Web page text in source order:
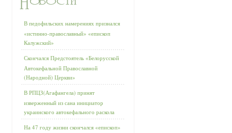
В педофильских намерениях признался
«истинно-православный» «епископ
Калужский»
Скончался Предстоятель «Белорусской
Автокефальной Православной
(Народной) Церкви»
В РПЦЗ(Агафангела) принят
изверженный из сана инициатор
украинского автокефального раскола
На 47 году жизни скончался «епископ»